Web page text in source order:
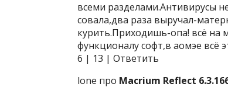
всеми разделами.Антивирусы
совала,два раза выручал-
курить.Приходишь-опа! всё на
функционалу софт,в аомэе всё
6 | 13 | Ответить
lone про Macrium Reflect